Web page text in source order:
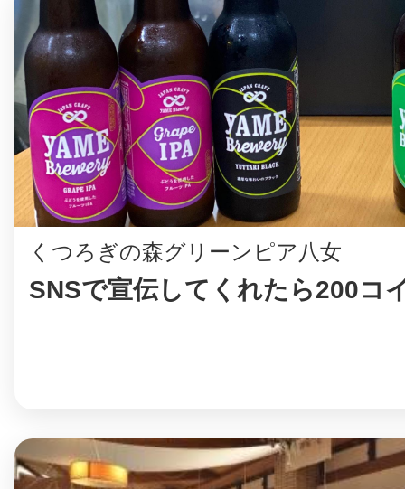
くつろぎの森グリーンピア八女
SNSで宣伝してくれたら200コ
日立